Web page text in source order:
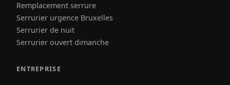
Remplacement serrure
Serrurier urgence Bruxelles
Serrurier de nuit
Serrurier ouvert dimanche
ENTREPRISE